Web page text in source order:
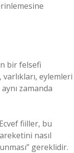
bir felsefi
eylemleri
zamanda
fiiller, bu
nasıl
gereklidir.